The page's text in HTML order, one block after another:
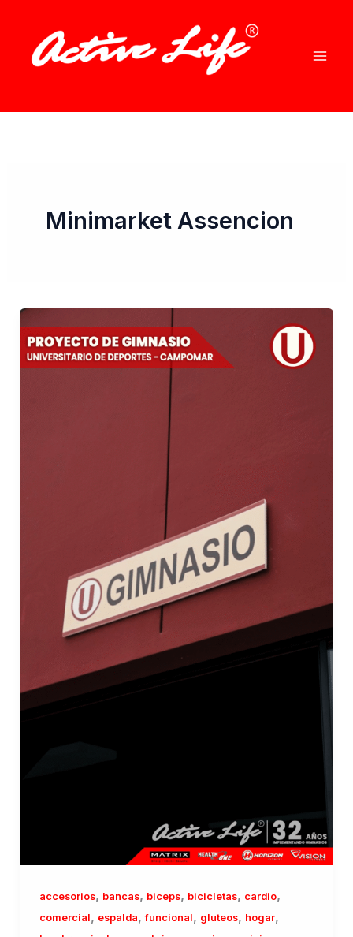
contenido
Minimarket Assencion
accesorios, bancas, biceps, bicicletas, cardio,
comercial, espalda,funcional, gluteos, hogar,